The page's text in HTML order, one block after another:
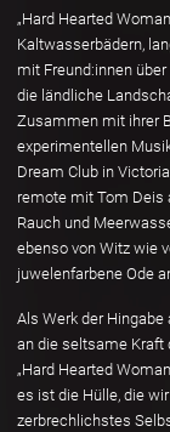
„Hard Hearted
Kaltwasserbädern,
mit Freund:innen
die ländliche
Zusammen mit ihrer
experimentellen
Dream Club in
remote mit Tom Deis
Rauch und
ebenso von Witz wie
juwelenfarbene Ode
Als Werk der
an die seltsame Kraft
„Hard Hearted
es ist die Hülle, die
zerbrechlichstes